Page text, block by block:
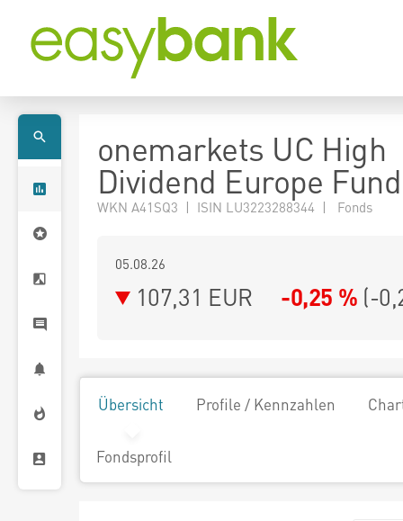
onemarkets UC High
Dividend Europe
WKN A41SQ3 | ISIN LU3223288344 | Fonds
05.08.26
107,31 EUR -0,25 % (-
Übersicht Profile / Kennzahlen
Fondsprofil